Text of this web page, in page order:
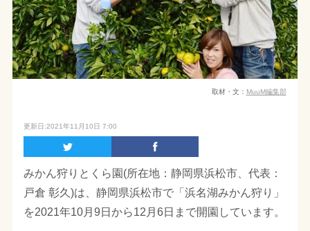
取材・文： MuuM編集部
更新日:2021年11月10日 7:00
みかん狩りとくら園(所在地：静岡県浜松市、代表：
戸倉 彰久)は、静岡県浜松市で「浜名湖みかん狩り」
を2021年10月9日から12月6日まで開園しています。